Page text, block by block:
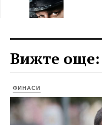
Вижте още:
ФИНАСИ